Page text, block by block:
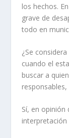
los hechos.
grave de
todo en
¿Se
cuando el
buscar a
Sí, en opinión